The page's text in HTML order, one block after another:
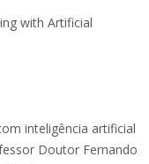
with Artificial
inteligência artificial
Doutor Fernando